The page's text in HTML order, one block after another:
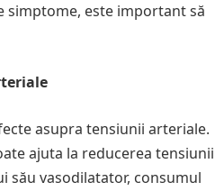
simptome, este important să
asupra tensiunii arteriale.
ajuta la reducerea tensiunii
său vasodilatator, consumul